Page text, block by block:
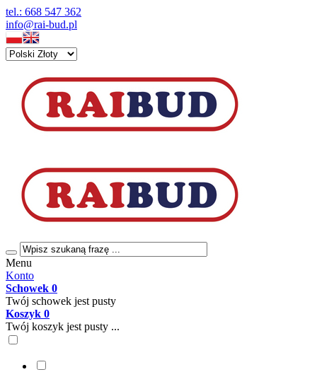
tel.: 668 547 362
info@rai-bud.pl
Menu
Konto
Schowek 0
Twój schowek jest pusty
Koszyk 0
Twój koszyk jest pusty ...